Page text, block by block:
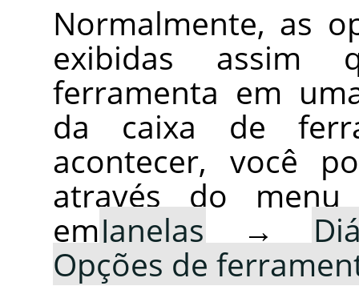
Normalmente, as
exibidas assim
ferramenta em
da caixa de
acontecer, você
através do
emJanelas →
Opções de